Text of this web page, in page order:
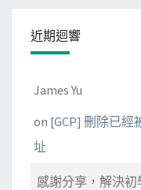
近期迴響
James Yu
on [GCP] 刪除已經
址
感謝分享，解決初